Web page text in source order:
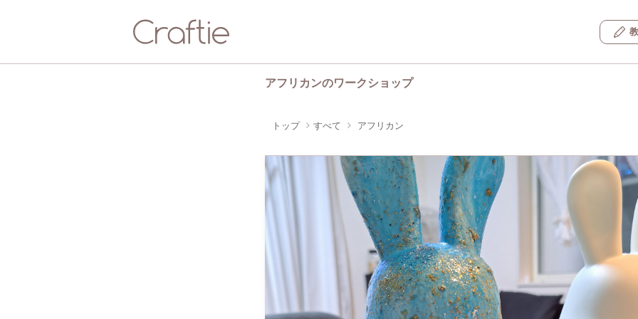
アフリカンのワークショップ
トップ すべて アフリカン